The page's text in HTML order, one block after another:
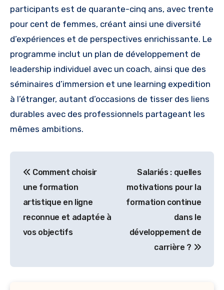
participants est de quarante-cinq ans, avec trente
pour cent de femmes, créant ainsi une diversité
d’expériences et de perspectives enrichissante. Le
programme inclut un plan de développement de
leadership individuel avec un coach, ainsi que des
séminaires d’immersion et une learning expedition
à l’étranger, autant d’occasions de tisser des liens
durables avec des professionnels partageant les
mêmes ambitions.
de
l’article
Comment choisir
une formation
artistique en ligne
reconnue et adaptée à
vos objectifs
Salariés : quelles
motivations pour la
formation continue
dans le
développement de
carrière ?